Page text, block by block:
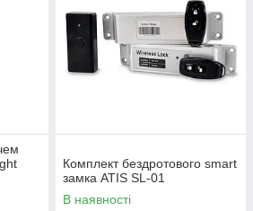
Комплект бездротового smart
замка ATIS SL-01
В наявності